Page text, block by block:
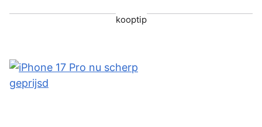
kooptip